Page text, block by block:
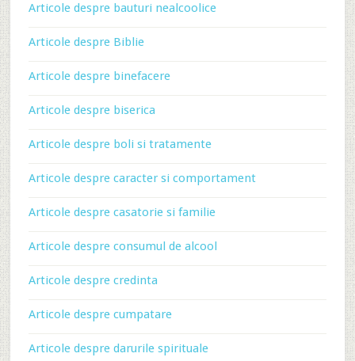
Articole despre bauturi nealcoolice
Articole despre Biblie
Articole despre binefacere
Articole despre biserica
Articole despre boli si tratamente
Articole despre caracter si comportament
Articole despre casatorie si familie
Articole despre consumul de alcool
Articole despre credinta
Articole despre cumpatare
Articole despre darurile spirituale